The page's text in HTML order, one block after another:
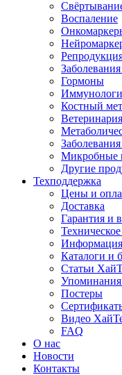
Воспаление
Гормоны
Костный
Ветеринария
Микробные
Другие
Техподдержка
Цены и
Доставка
Гарантия и
Каталоги и
Статьи
Постеры
Видео
FAQ
О нас
Новости
Контакты